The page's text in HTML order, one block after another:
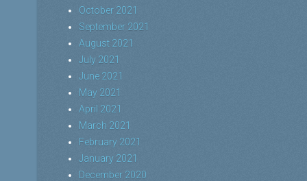
October 2021
September 2021
August 2021
July 2021
June 2021
May 2021
April 2021
March 2021
February 2021
January 2021
December 2020